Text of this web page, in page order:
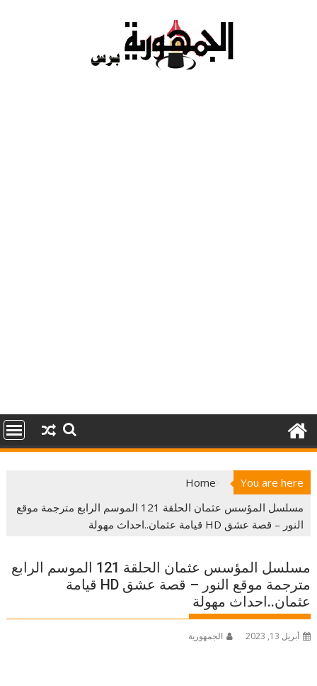
You are here
Home
مسلسل المؤسس عثمان الحلقة 121 الموسم الرابع مترجمة موقع
النور – قصة عشق HD قيامة عثمان..احداث مهولة
مسلسل المؤسس عثمان الحلقة 121 الموسم الرابع
مترجمة موقع النور – قصة عشق HD قيامة
عثمان..احداث مهولة
أبريل 13, 2023 الجمهورية